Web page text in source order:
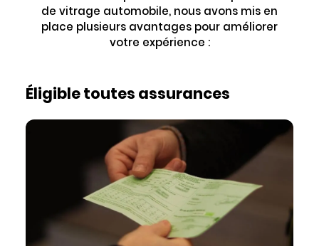
de vitrage automobile, nous avons mis en
place plusieurs avantages pour améliorer
votre expérience :
Éligible toutes assurances